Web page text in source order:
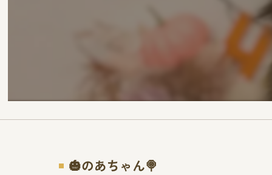
🎃のあちゃん🍭